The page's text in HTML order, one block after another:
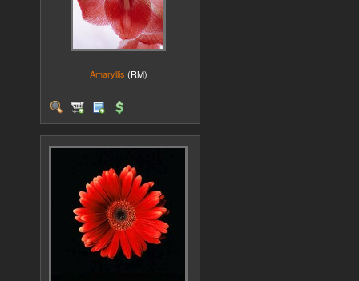
Amaryllis (RM)